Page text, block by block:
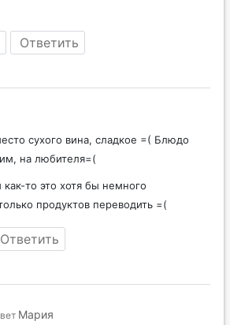
Ответить
сухого вина, сладкое =( Блюдо
на любителя=(
то это хотя бы немного
продуктов переводить =(
Ответить
Мария